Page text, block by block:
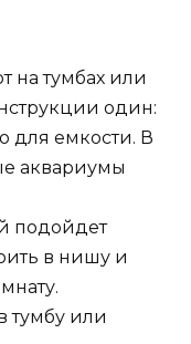
на тумбах или
один:
для емкости. В
аквариумы
подойдет
в нишу и
тумбу или